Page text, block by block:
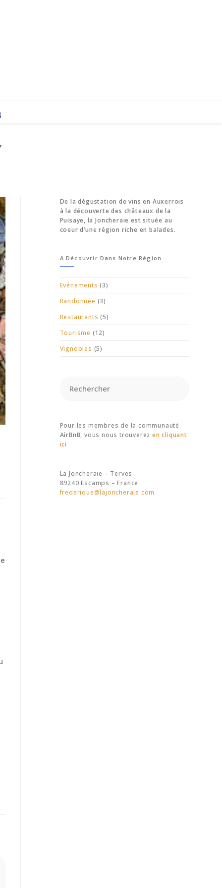
De la dégustation de vins en Auxerrois
à la découverte des châteaux de la
Puisaye, la Joncheraie est située au
coeur d’une région riche en balades.
A Découvrir Dans Notre Région
Evénements (3)
Randonnée (3)
Restaurants (5)
Tourisme (12)
Vignobles (5)
Pour les membres de la communauté
AirBnB, vous nous trouverez en cliquant
ici
La Joncheraie – Terves
89240 Escamps – France
frederique@lajoncheraie.com